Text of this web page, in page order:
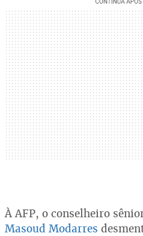
À AFP, o conselheiro
Masoud Modarres